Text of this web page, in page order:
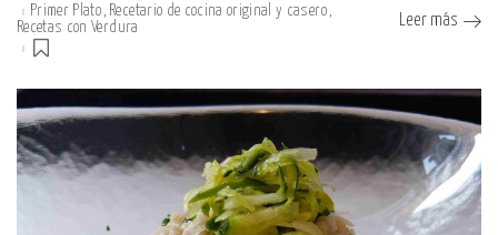
Primer Plato Recetario de cocina original y casero
Recetas con Verdura
Leer más